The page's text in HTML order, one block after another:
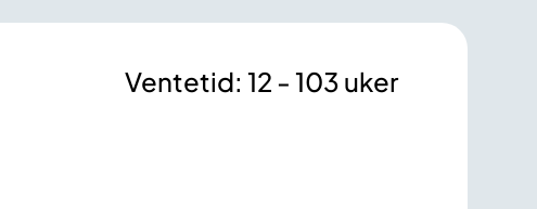
Ventetid: 12 - 103 uker